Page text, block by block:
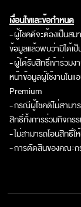
เงื่อนไขและข้อกำหนด
-ผู้โชคดีจะต้องเป็นสม
ข้อมูลแล้วพบว่ามิได้เ
-ผู้ได้รับสิทธิ์เข้าร่วมง
หน้าข้อมูลผู้ใช้งานในแ
Premium
-กรณีผู้โชคดีไม่สามา
สิทธิ์ทั้งการร่วมกิจกร
-ไม่สามารถโอนสิทธิ์ใ
-การตัดสินของคณะก